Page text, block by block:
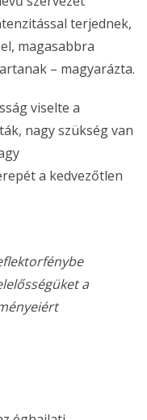
terjednek,
magasabbra
– magyarázta.
viselte a
nagy szükség van
a kedvezőtlen
a